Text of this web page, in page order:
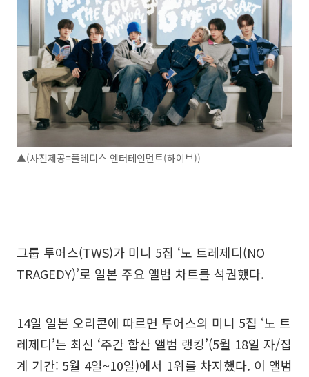
▲(사진제공=플레디스 엔터테인먼트(하이브))
그룹 투어스(TWS)가 미니 5집 ‘노 트레제디(NO
TRAGEDY)’로 일본 주요 앨범 차트를 석권했다.
14일 일본 오리콘에 따르면 투어스의 미니 5집 ‘노 트
레제디’는 최신 ‘주간 합산 앨범 랭킹’(5월 18일 자/집
계 기간: 5월 4일~10일)에서 1위를 차지했다. 이 앨범